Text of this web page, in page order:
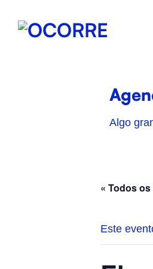
content
Algo
« Todos
Este